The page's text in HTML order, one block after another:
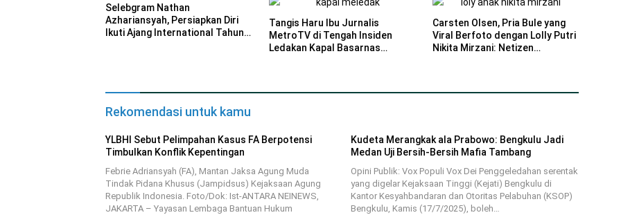
Selebgram Nathan
Azhariansyah, Persiapkan Diri
Ikuti Ajang International Tahun
Tangis Haru Ibu Jurnalis
MetroTV di Tengah Insiden
Ledakan Kapal Basarnas
Carsten Olsen, Pria Bule yang
Viral Berfoto dengan Lolly Putri
Nikita Mirzani: Netizen
Rekomendasi untuk kamu
YLBHI Sebut Pelimpahan Kasus FA Berpotensi
Timbulkan Konflik Kepentingan
Febrie Adriansyah (FA), Mantan Jaksa Agung Muda
Tindak Pidana Khusus (Jampidsus) Kejaksaan Agung
Republik Indonesia. Foto/Dok: Ist-ANTARA NEINEWS,
JAKARTA – Yayasan Lembaga Bantuan Hukum
Kudeta Merangkak ala Prabowo: Bengkulu Jadi
Medan Uji Bersih-Bersih Mafia Tambang
Opini Publik: Vox Populi Vox Dei Penggeledahan serentak
yang digelar Kejaksaan Tinggi (Kejati) Bengkulu di
Kantor Kesyahbandaran dan Otoritas Pelabuhan (KSOP)
Bengkulu, Kamis (17/7/2025), boleh…